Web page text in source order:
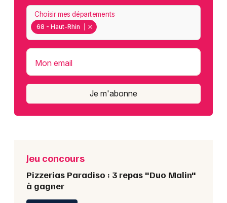
68 - Haut-Rhin
Choisir mes départements
Mon email
Je m'abonne
Jeu concours
Pizzerias Paradiso : 3 repas "Duo Malin"
à gagner